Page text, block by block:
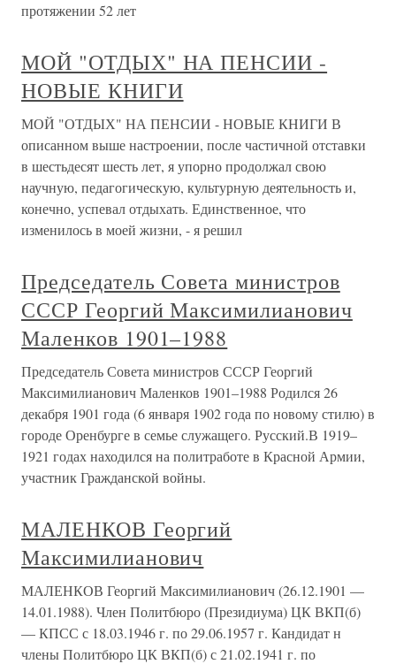
протяжении 52 лет
МОЙ "ОТДЫХ" НА ПЕНСИИ -
НОВЫЕ КНИГИ
МОЙ "ОТДЫХ" НА ПЕНСИИ - НОВЫЕ КНИГИ В
описанном выше настроении, после частичной отставки
в шестьдесят шесть лет, я упорно продолжал свою
научную, педагогическую, культурную деятельность и,
конечно, успевал отдыхать. Единственное, что
изменилось в моей жизни, - я решил
Председатель Совета министров
СССР Георгий Максимилианович
Маленков 1901–1988
Председатель Совета министров СССР Георгий
Максимилианович Маленков 1901–1988 Родился 26
декабря 1901 года (6 января 1902 года по новому стилю) в
городе Оренбурге в семье служащего. Русский.В 1919–
1921 годах находился на политработе в Красной Армии,
участник Гражданской войны.
МАЛЕНКОВ Георгий
Максимилианович
МАЛЕНКОВ Георгий Максимилианович (26.12.1901 —
14.01.1988). Член Политбюро (Президиума) ЦК ВКП(б)
— КПСС с 18.03.1946 г. по 29.06.1957 г. Кандидат н
члены Политбюро ЦК ВКП(б) с 21.02.1941 г. по